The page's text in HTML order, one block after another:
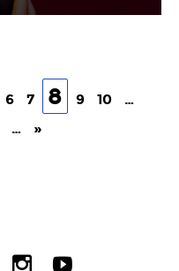
6 7 8 9 10
…
… »